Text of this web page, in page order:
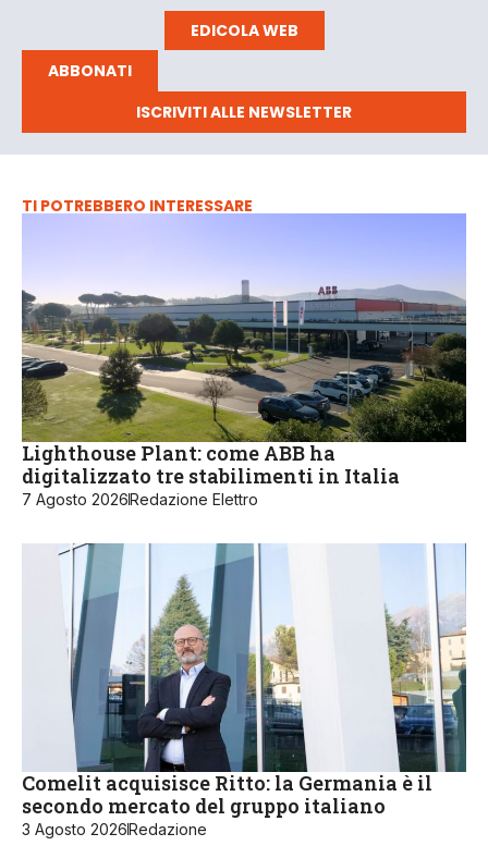
EDICOLA WEB
ABBONATI
ISCRIVITI ALLE NEWSLETTER
TI POTREBBERO INTERESSARE
Lighthouse Plant: come ABB ha
digitalizzato tre stabilimenti in Italia
7 Agosto 2026Redazione Elettro
Comelit acquisisce Ritto: la Germania è il
secondo mercato del gruppo italiano
3 Agosto 2026Redazione